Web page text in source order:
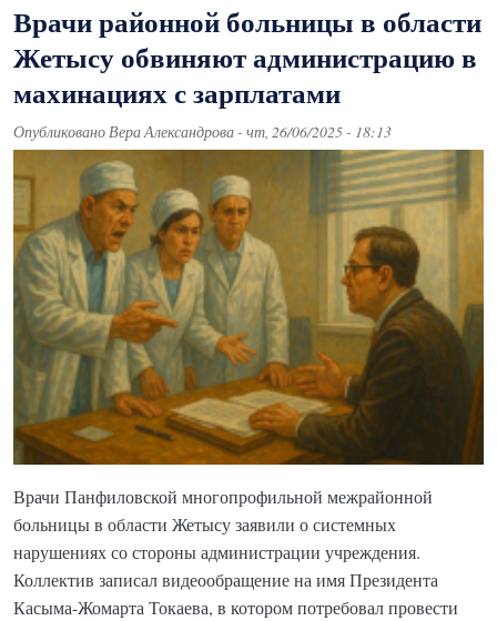
Врачи районной больницы в области
Жетысу обвиняют администрацию в
махинациях с зарплатами
ОпубликованоВера Александрова- чт, 26/06/2025 - 18:13
Врачи Панфиловской многопрофильной межрайонной
больницы в области Жетысу заявили о системных
нарушениях со стороны администрации учреждения.
Коллектив записал видеообращение на имя Президента
Касыма-Жомарта Токаева, в котором потребовал провести